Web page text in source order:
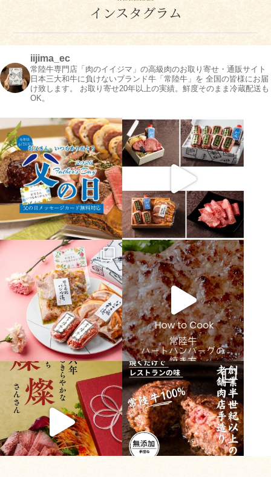
お中元ギフト
ト
出産内祝い
長寿祝い 高級肉ギフト 法人ギフト
LINEギフト ふるさと納税
インスタグラム